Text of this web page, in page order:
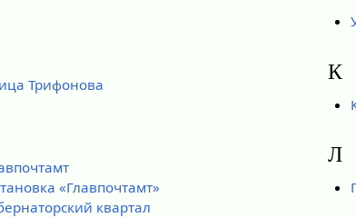
Трифонова
«Главпочтамт»
квартал
К
Л